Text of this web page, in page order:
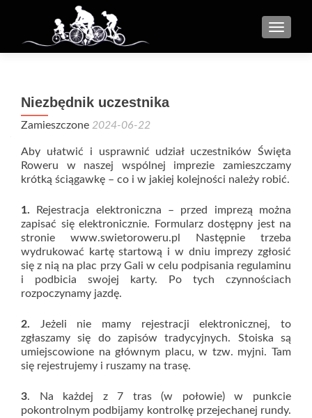
MENU
Niezbędnik uczestnika
Zamieszczone 2024-06-22
Aby ułatwić i usprawnić udział uczestników Święta
Roweru w naszej wspólnej imprezie zamieszczamy
krótką ściągawkę – co i w jakiej kolejności należy robić.
1. Rejestracja elektroniczna – przed imprezą można
zapisać się elektronicznie. Formularz dostępny jest na
stronie www.swietoroweru.pl Następnie trzeba
wydrukować kartę startową i w dniu imprezy zgłosić
się z nią na plac przy Gali w celu podpisania regulaminu
i podbicia swojej karty. Po tych czynnościach
rozpoczynamy jazdę.
2. Jeżeli nie mamy rejestracji elektronicznej, to
zgłaszamy się do zapisów tradycyjnych. Stoiska są
umiejscowione na głównym placu, w tzw. myjni. Tam
się rejestrujemy i ruszamy na trasę.
3. Na każdej z 7 tras (w połowie) w punkcie
pokontrolnym podbijamy kontrolkę przejechanej rundy.